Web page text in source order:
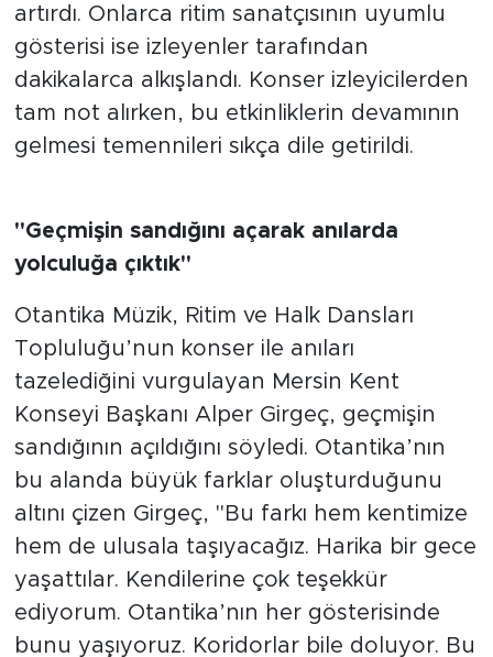
artırdı. Onlarca ritim sanatçısının uyumlu
gösterisi ise izleyenler tarafından
dakikalarca alkışlandı. Konser izleyicilerden
tam not alırken, bu etkinliklerin devamının
gelmesi temennileri sıkça dile getirildi.
"Geçmişin sandığını açarak anılarda
yolculuğa çıktık"
Otantika Müzik, Ritim ve Halk Dansları
Topluluğu’nun konser ile anıları
tazelediğini vurgulayan Mersin Kent
Konseyi Başkanı Alper Girgeç, geçmişin
sandığının açıldığını söyledi. Otantika’nın
bu alanda büyük farklar oluşturduğunu
altını çizen Girgeç, "Bu farkı hem kentimize
hem de ulusala taşıyacağız. Harika bir gece
yaşattılar. Kendilerine çok teşekkür
ediyorum. Otantika’nın her gösterisinde
bunu yaşıyoruz. Koridorlar bile doluyor. Bu